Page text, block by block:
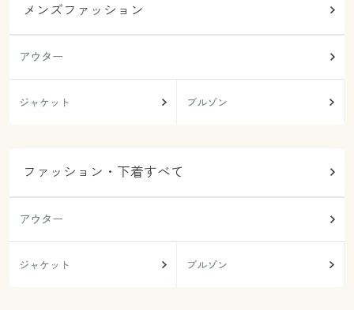
メンズファッション
アウター
ジャケット ブルゾン
ファッション・下着すべて
アウター
ジャケット ブルゾン